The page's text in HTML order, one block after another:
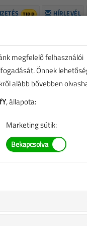
HÍRLEVÉL
TIPP
a cikk a VL 2016. áprilisi
le a lapszámot
megfelelő felhasználói
Önnek
alább bővebben
, állapota:
Marketing sütik: